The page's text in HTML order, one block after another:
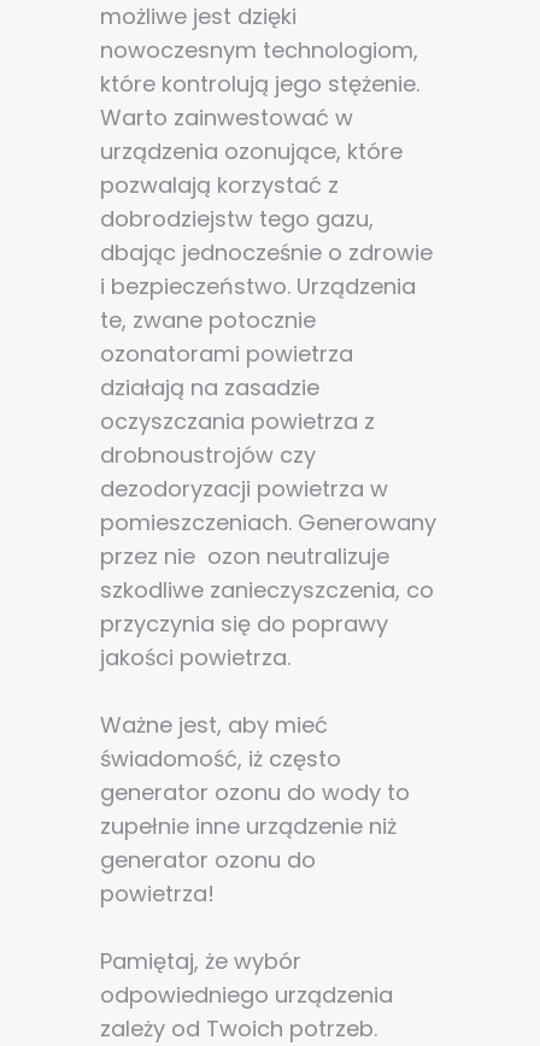
możliwe jest dzięki
nowoczesnym technologiom,
które kontrolują jego stężenie.
Warto zainwestować w
urządzenia ozonujące, które
pozwalają korzystać z
dobrodziejstw tego gazu,
dbając jednocześnie o zdrowie
i bezpieczeństwo. Urządzenia
te, zwane potocznie
ozonatorami powietrza
działają na zasadzie
oczyszczania powietrza z
drobnoustrojów czy
dezodoryzacji powietrza w
pomieszczeniach. Generowany
przez nie ozon neutralizuje
szkodliwe zanieczyszczenia, co
przyczynia się do poprawy
jakości powietrza.
Ważne jest, aby mieć
świadomość, iż często
generator ozonu do wody to
zupełnie inne urządzenie niż
generator ozonu do
powietrza!
Pamiętaj, że wybór
odpowiedniego urządzenia
zależy od Twoich potrzeb.